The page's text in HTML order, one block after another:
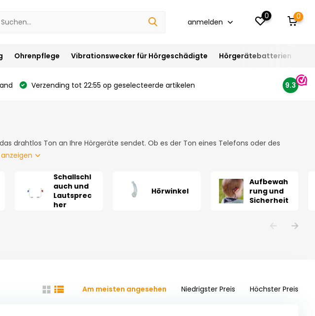
anmelden
0 0
Ohrenpflege Vibrationswecker für Hörgeschädigte Hörgerätebatterien
Verzending tot 22:55 op geselecteerde artikelen 9.3
drahtlos Ton an Ihre Hörgeräte sendet. Ob es der Ton eines Telefons oder des
Schallschl
auch und
Lautsprec
her
Hörwinkel
Aufbewah
rung und
Sicherheit
Am meisten angesehen Niedrigster Preis Höchster Preis